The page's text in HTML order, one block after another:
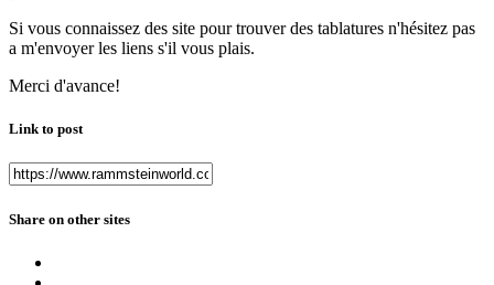
Si vous connaissez des site pour trouver des tablatures n'hésitez pas
a m'envoyer les liens s'il vous plais.
Merci d'avance!
Link to post
Share on other sites